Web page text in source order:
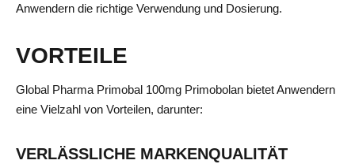
Anwendern die richtige Verwendung und Dosierung.
VORTEILE
Global Pharma Primobal 100mg Primobolan bietet Anwendern
eine Vielzahl von Vorteilen, darunter:
VERLÄSSLICHE MARKENQUALITÄT